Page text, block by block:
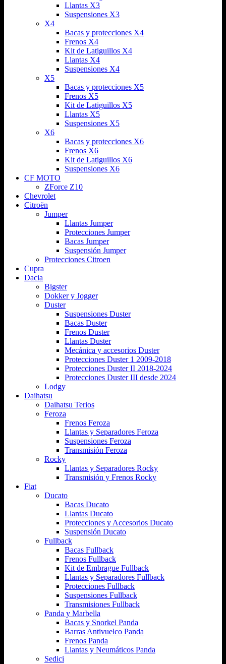
Llantas X3
Suspensiones X3
X4
Bacas y protecciones X4
Frenos X4
Kit de Latiguillos X4
Llantas X4
Suspensiones X4
X5
Bacas y protecciones X5
Frenos X5
Kit de Latiguillos X5
Llantas X5
Suspensiones X5
X6
Bacas y protecciones X6
Frenos X6
Kit de Latiguillos X6
Suspensiones X6
CF MOTO
ZForce Z10
Chevrolet
Citroën
Jumper
Llantas Jumper
Protecciones Jumper
Bacas Jumper
Suspensión Jumper
Protecciones Citroen
Cupra
Dacia
Bigster
Dokker y Jogger
Duster
Suspensiones Duster
Bacas Duster
Frenos Duster
Llantas Duster
Mecánica y accesorios Duster
Protecciones Duster 1 2009-2018
Protecciones Duster II 2018-2024
Protecciones Duster III desde 2024
Lodgy
Daihatsu
Daihatsu Terios
Feroza
Frenos Feroza
Llantas y Separadores Feroza
Suspensiones Feroza
Transmisión Feroza
Rocky
Llantas y Separadores Rocky
Transmisión y Frenos Rocky
Fiat
Ducato
Bacas Ducato
Llantas Ducato
Protecciones y Accesorios Ducato
Suspensión Ducato
Fullback
Bacas Fullback
Frenos Fullback
Kit de Embrague Fullback
Llantas y Separadores Fullback
Protecciones Fullback
Suspensiones Fullback
Transmisiones Fullback
Panda y Marbella
Bacas y Snorkel Panda
Barras Antivuelco Panda
Frenos Panda
Llantas y Neumáticos Panda
Sedici